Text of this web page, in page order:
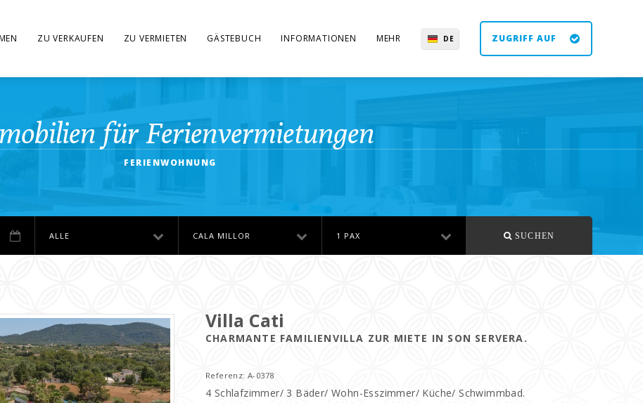
ZU VERKAUFEN ZU VERMIETEN GÄSTEBUCH INFORMATIONEN MEHR DE ZUGRIFF AUF
für Ferienvermietungen
FERIENWOHNUNG
ALLE CALA MILLOR 1 PAX SUCHEN
Villa Cati
CHARMANTE FAMILIENVILLA ZUR MIETE IN SON SERVERA.
Referenz: A-0378
4 Schlafzimmer/ 3 Bäder/ Wohn-Esszimmer/ Küche/ Schwimmbad.